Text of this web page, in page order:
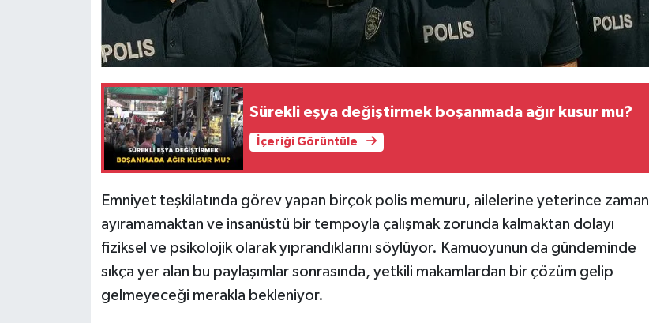
Sürekli eşya değiştirmek boşanmada ağır kusur mu?
İçeriği Görüntüle
Emniyet teşkilatında görev yapan birçok polis memuru, ailelerine yeterince zaman
ayıramamaktan ve insanüstü bir tempoyla çalışmak zorunda kalmaktan dolayı
fiziksel ve psikolojik olarak yıprandıklarını söylüyor. Kamuoyunun da gündeminde
sıkça yer alan bu paylaşımlar sonrasında, yetkili makamlardan bir çözüm gelip
gelmeyeceği merakla bekleniyor.